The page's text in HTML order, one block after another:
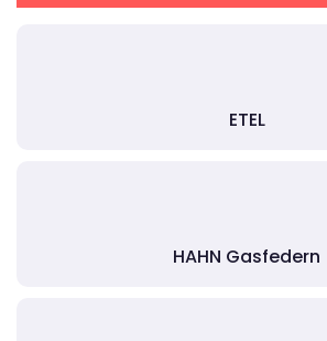
ETEL
HAHN Gasfedern